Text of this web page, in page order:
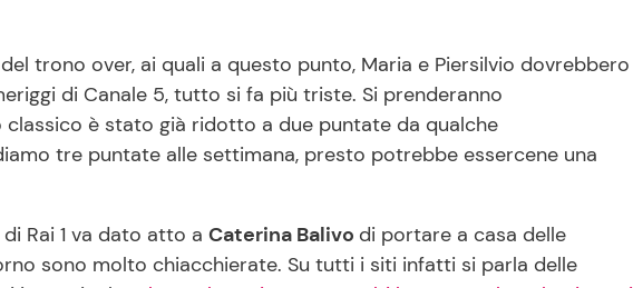
trono over, ai quali a questo punto, Maria e Piersilvio dovrebbero
di Canale 5, tutto si fa più triste. Si prenderanno
è stato già ridotto a due puntate da qualche
tre puntate alle settimana, presto potrebbe essercene una
Rai 1 va dato atto a Caterina Balivo di portare a casa delle
sono molto chiacchierate. Su tutti i siti infatti si parla delle